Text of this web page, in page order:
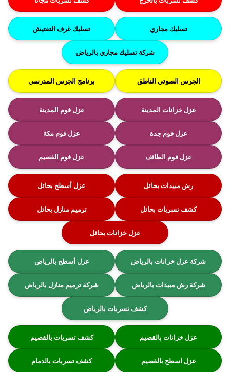
تسليك مجاري تسليك غرف التفتيش
شركة تسليك مجاري بالرياض
الجرس الصوتي الناطق برنامج الجرس المدرسي
عزل خزانات المدينة عزل فوم المدينة
عزل فوم جدة عزل فوم مكة
عزل فوم الطائف عزل فوم القصيم
رش مبيدات بحائل عزل أسطح بحائل
كشف تسربات بحائل ترميم منازل بحائل
عزل خزانات بحائل
شركة عزل خزانات بالرياض عزل أسطح بالرياض
شركة رش مبيدات بالرياض شركة ترميم منازل بالرياض
كشف تسربات بالرياض
عزل خزانات بالقصيم كشف تسربات بالقصيم
عزل اسطح بالقصيم كشف تسربات بالدمام